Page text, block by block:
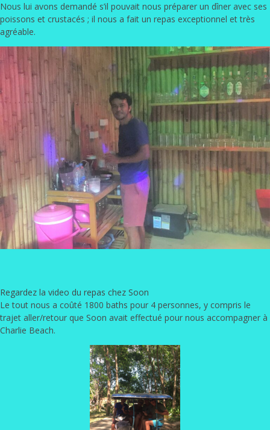
Nous lui avons demandé s’il pouvait nous préparer un dîner avec ses
poissons et crustacés ; il nous a fait un repas exceptionnel et très
agréable.
Regardez la video du repas chez Soon
Le tout nous a coûté 1800 baths pour 4 personnes, y compris le
trajet aller/retour que Soon avait effectué pour nous accompagner à
Charlie Beach.